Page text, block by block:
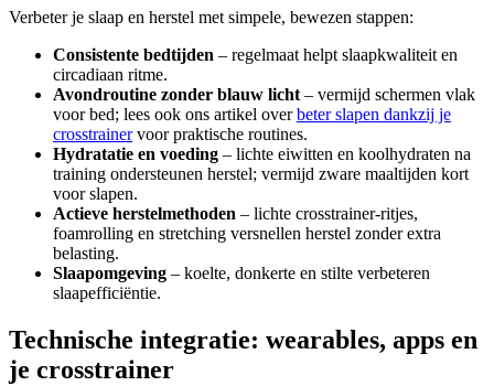
Verbeter je slaap en herstel met simpele, bewezen stappen:
Consistente bedtijden – regelmaat helpt slaapkwaliteit en
circadiaan ritme.
Avondroutine zonder blauw licht– vermijd schermen vlak
voor bed; lees ook ons artikel overbeter slapen dankzij je
crosstrainervoor praktische routines.
Hydratatie en voeding – lichte eiwitten en koolhydraten na
training ondersteunen herstel; vermijd zware maaltijden kort
voor slapen.
Actieve herstelmethoden – lichte crosstrainer-ritjes,
foamrolling en stretching versnellen herstel zonder extra
belasting.
Slaapomgeving – koelte, donkerte en stilte verbeteren
slaapefficiëntie.
Technische integratie: wearables, apps en
je crosstrainer